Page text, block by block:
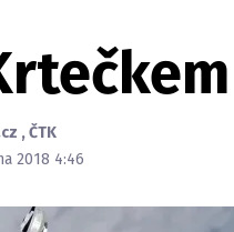
,ČTK
2018 4:46